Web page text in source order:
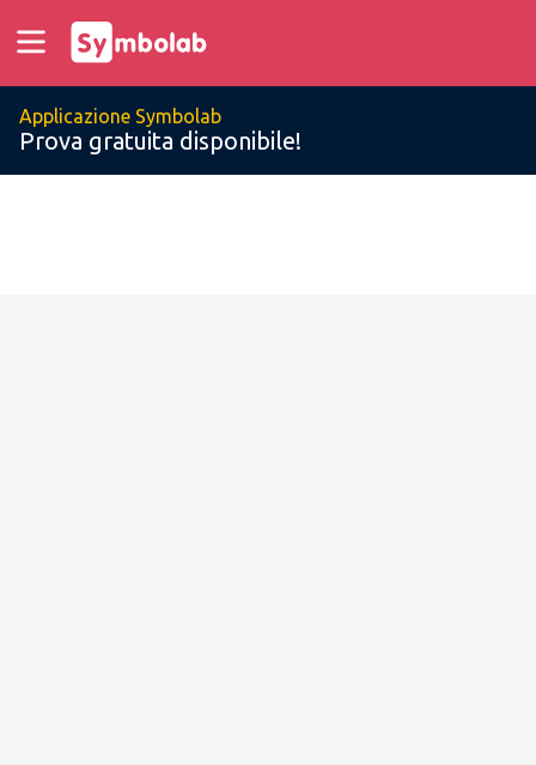
Applicazione Symbolab
Prova gratuita disponibile!